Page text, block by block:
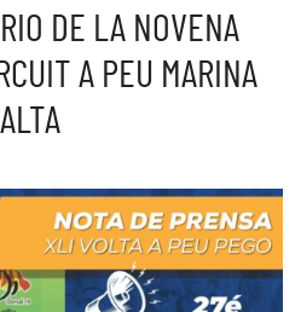
DE LA NOVENA
A PEU MARINA
ALTA